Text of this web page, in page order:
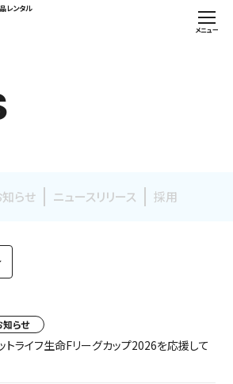
レンタル
メニュー
知らせ ニュースリリース 採用
知らせ
トライフ生命Fリーグカップ2026を応援して